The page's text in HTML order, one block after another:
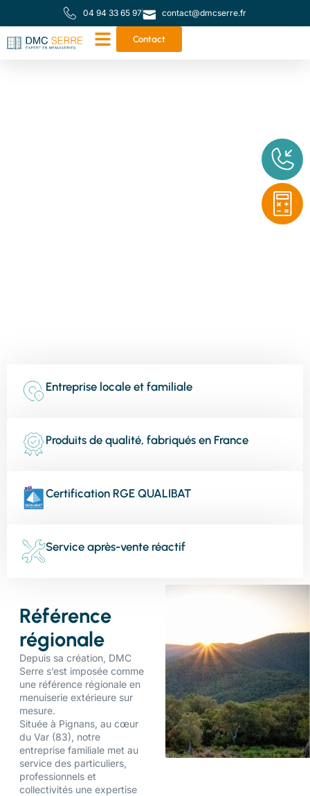
04 94 33 65 97 contact@dmcserre.fr
Contact
Votre partenaire de
proximité pour toutes
Entreprise locale et familiale
Produits de qualité, fabriqués en France
Certification RGE QUALIBAT
Service après-vente réactif
Référence
régionale
Depuis sa création, DMC
Serre s’est imposée comme
une référence régionale en
menuiserie extérieure sur
mesure.
Située à Pignans, au cœur
du Var (83), notre
entreprise familiale met au
service des particuliers,
professionnels et
collectivités une expertise